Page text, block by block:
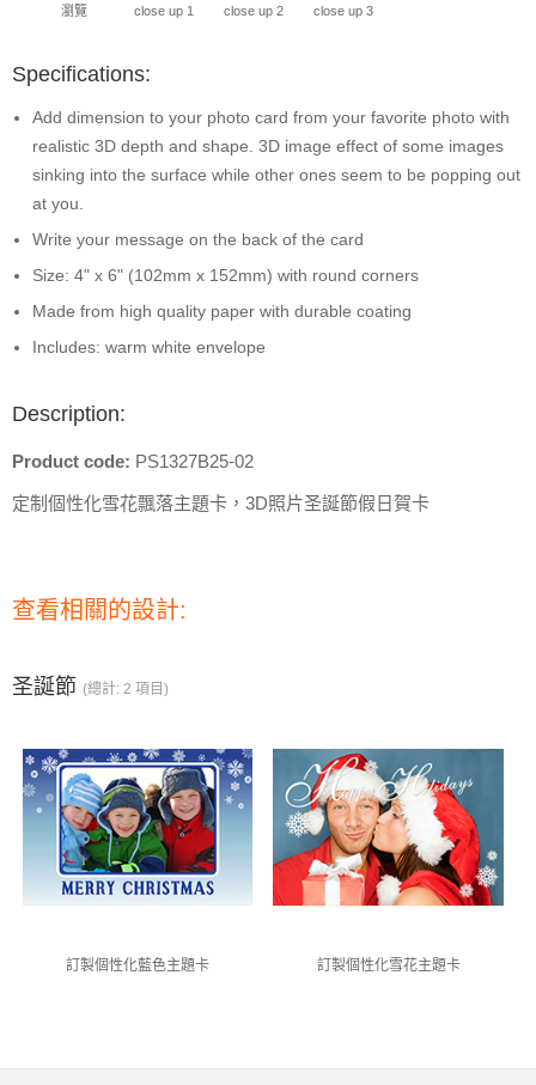
瀏覽 close up 1 close up 2 close up 3
Specifications:
Add dimension to your photo card from your favorite photo with
realistic 3D depth and shape. 3D image effect of some images
sinking into the surface while other ones seem to be popping out
at you.
Write your message on the back of the card
Size: 4" x 6" (102mm x 152mm) with round corners
Made from high quality paper with durable coating
Includes: warm white envelope
Description:
Product code: PS1327B25-02
定制個性化雪花飄落主題卡，3D照片圣誕節假日賀卡
查看相關的設計:
圣誕節 (總計: 2 項目)
訂製個性化藍色主題卡 訂製個性化雪花主題卡